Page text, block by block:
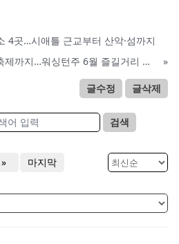
4곳…시애틀 근교부터 산악·섬까지
월드컵 열기부터 프라이드 축제까지…워싱턴주 6월 즐길거리 풍성
»
글수정 글삭제
검색
» 마지막